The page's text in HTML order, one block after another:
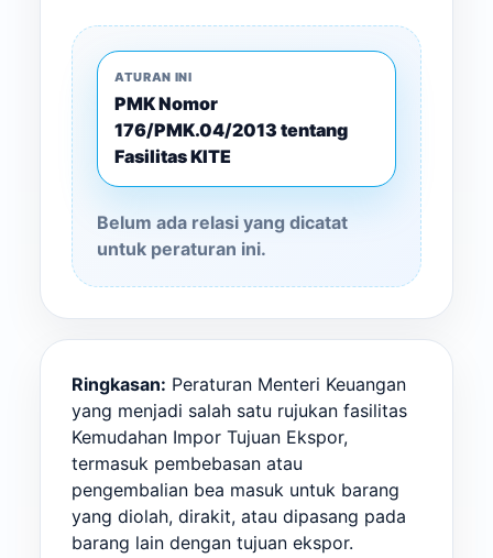
ATURAN INI
PMK Nomor
176/PMK.04/2013 tentang
Fasilitas KITE
Belum ada relasi yang dicatat
untuk peraturan ini.
Ringkasan: Peraturan Menteri Keuangan
yang menjadi salah satu rujukan fasilitas
Kemudahan Impor Tujuan Ekspor,
termasuk pembebasan atau
pengembalian bea masuk untuk barang
yang diolah, dirakit, atau dipasang pada
barang lain dengan tujuan ekspor.